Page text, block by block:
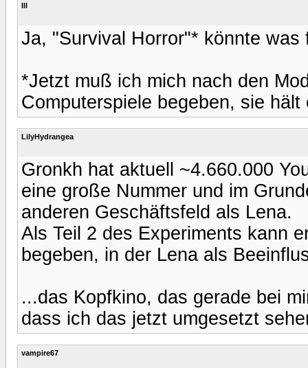
Ill
Ja, "Survival Horror"* könnte was
*Jetzt muß ich mich nach den
Computerspiele begeben, sie
LilyHydrangea
Gronkh hat aktuell ~4.660.000
eine große Nummer und im
anderen Geschäftsfeld als Lena.
Als Teil 2 des Experiments kann
begeben, in der Lena als
...das Kopfkino, das gerade bei
dass ich das jetzt umgesetzt
vampire67